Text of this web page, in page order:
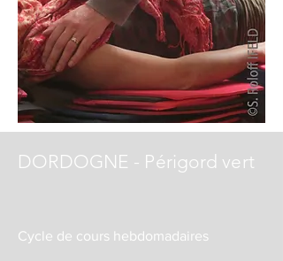
DORDOGNE - Périgord vert
Cycle de cours hebdomadaires